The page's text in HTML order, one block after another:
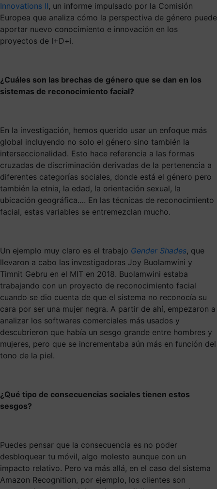
Innovations II, un informe impulsado por la Comisión
Europea que analiza cómo la perspectiva de género puede
aportar nuevo conocimiento e innovación en los
proyectos de I+D+i.
¿Cuáles son las brechas de género que se dan en los
sistemas de reconocimiento facial?
En la investigación, hemos querido usar un enfoque más
global incluyendo no solo el género sino también la
interseccionalidad. Esto hace referencia a las formas
cruzadas de discriminación derivadas de la pertenencia a
diferentes categorías sociales, donde está el género pero
también la etnia, la edad, la orientación sexual, la
ubicación geográfica…. En las técnicas de reconocimiento
facial, estas variables se entremezclan mucho.
Un ejemplo muy claro es el trabajo Gender Shades, que
llevaron a cabo las investigadoras Joy Buolamwini y
Timnit Gebru en el MIT en 2018. Buolamwini estaba
trabajando con un proyecto de reconocimiento facial
cuando se dio cuenta de que el sistema no reconocía su
cara por ser una mujer negra. A partir de ahí, empezaron a
analizar los softwares comerciales más usados y
descubrieron que había un sesgo grande entre hombres y
mujeres, pero que se incrementaba aún más en función del
tono de la piel.
¿Qué tipo de consecuencias sociales tienen estos
sesgos?
Puedes pensar que la consecuencia es no poder
desbloquear tu móvil, algo molesto aunque con un
impacto relativo. Pero va más allá, en el caso del sistema
Amazon Recognition, por ejemplo, los clientes son